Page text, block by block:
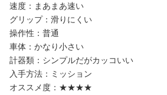
速度：まあまあ速い
グリップ：滑りにくい
操作性：普通
車体：かなり小さい
計器類：シンプルだがカッコいい
入手方法：ミッション
オススメ度：★★★★